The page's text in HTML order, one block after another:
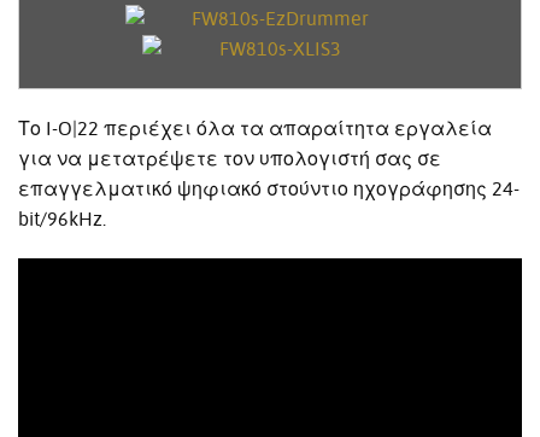
Το I-O|22 περιέχει όλα τα απαραίτητα εργαλεία
για να μετατρέψετε τον υπολογιστή σας σε
επαγγελματικό ψηφιακό στούντιο ηχογράφησης 24-
bit/96kHz.